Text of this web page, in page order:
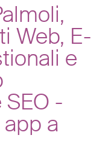
Web, E-
e
-
a